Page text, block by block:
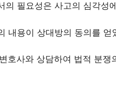
의 필요성은 사고의 심각성
내용이 상대방의 동의를 얻
변호사와 상담하여 법적 분쟁